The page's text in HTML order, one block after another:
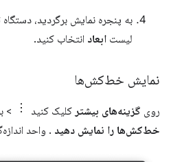
به پنجره نمایش برگردید، دستگاه
لیست ابعاد انتخاب کنید.
نمایش خط‌کش‌ها
روی گزینه‌های بیشتر کلیک کنید >
خط‌کش‌ها را نمایش دهید . واحد